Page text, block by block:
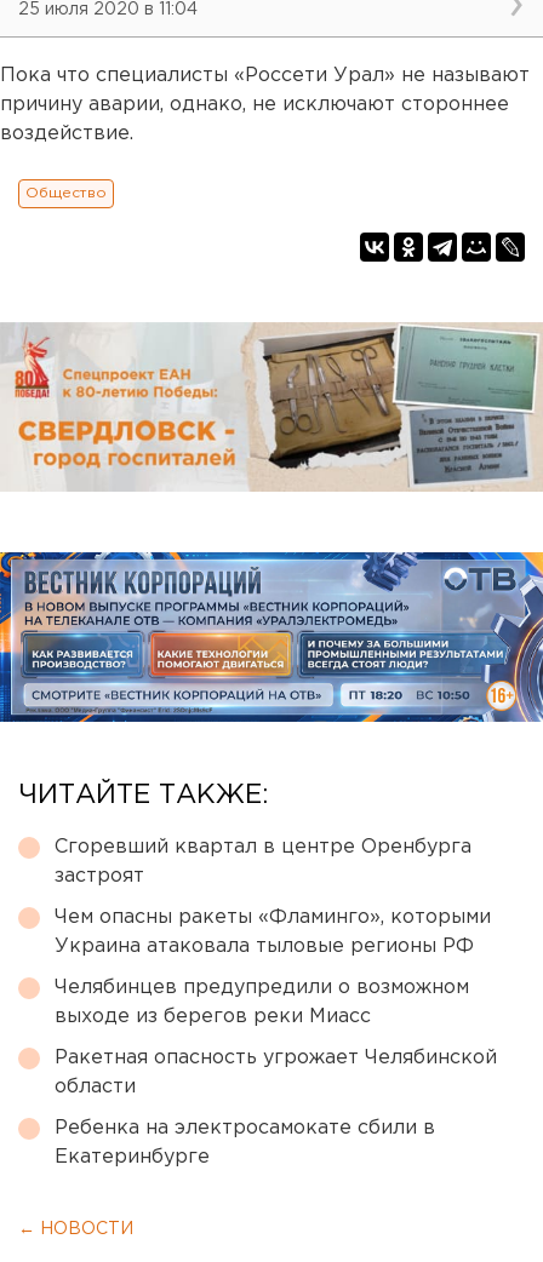
25 июля 2020 в 11:04
Пока что специалисты «Россети Урал» не называют
причину аварии, однако, не исключают стороннее
воздействие.
Общество
ЧИТАЙТЕ ТАКЖЕ:
Сгоревший квартал в центре Оренбурга
застроят
Чем опасны ракеты «Фламинго», которыми
Украина атаковала тыловые регионы РФ
Челябинцев предупредили о возможном
выходе из берегов реки Миасс
Ракетная опасность угрожает Челябинской
области
Ребенка на электросамокате сбили в
Екатеринбурге
← НОВОСТИ